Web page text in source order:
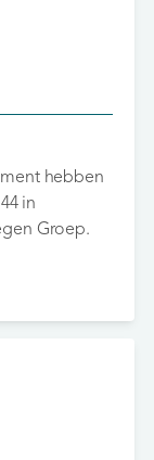
hebben
in
Groep.